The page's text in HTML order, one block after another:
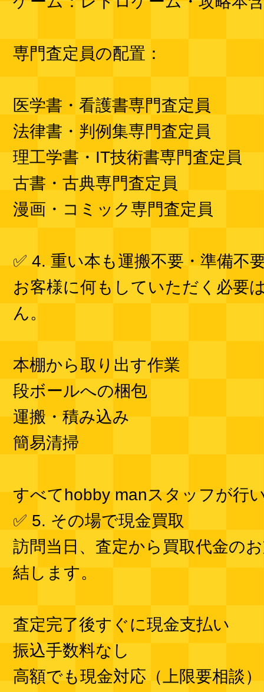
専門査定員の配置：
医学書・看護書専門査定員
法律書・判例集専門査定員
理工学書・IT技術書専門査定員
古書・古典専門査定員
漫画・コミック専門査定員
✅ 4. 重い本も運搬不要・準備不
お客様に何もしていただく必要
ん。
本棚から取り出す作業
段ボールへの梱包
運搬・積み込み
簡易清掃
すべてhobby manスタッフが行
✅ 5. その場で現金買取
訪問当日、査定から買取代金の
結します。
査定完了後すぐに現金支払い
振込手数料なし
高額でも現金対応（上限要相談）